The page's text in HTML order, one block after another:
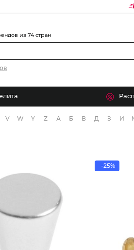
из 74 стран
V W Y Z А Б В Д З И
-25%